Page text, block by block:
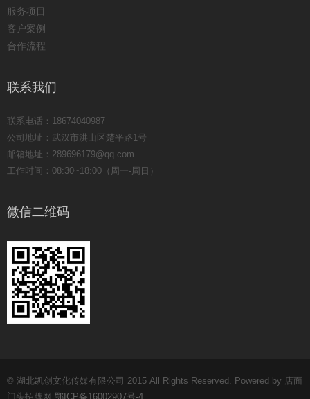
服务项目
客户案例
合作流程
联系我们
联系电话：18674040987
公司地址：武汉市洪山区楚平路1号
邮箱地址：289696179@qq.com
工作时间：08:30~18:00（周一-周日）
微信二维码
© 湖北凯创文化传媒有限公司 2015 All Rights Reserved. Powered by 店面
门头招牌网 鄂ICP备16002907号-4